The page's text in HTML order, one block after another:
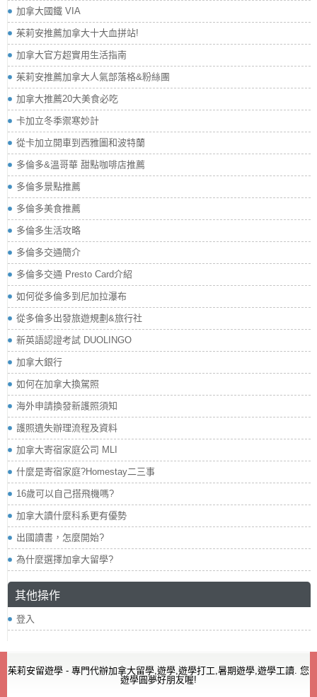
加拿大國鐵 VIA
茱莉安推薦加拿大十大血拼站!
加拿大官方超實用生活指南
茱莉安推薦加拿大人氣部落格&粉絲團
加拿大推薦20大美食必吃
卡加立冬季禦寒妙計
從卡加立開車到西雅圖和波特蘭
多倫多&溫哥華 甜點咖啡店推薦
多倫多景點推薦
多倫多美食推薦
多倫多生活攻略
多倫多交通簡介
多倫多交通 Presto Card介紹
如何從多倫多到尼加拉瀑布
從多倫多出發旅遊規劃&旅行社
新英語認證考試 DUOLINGO
加拿大銀行
如何在加拿大換駕照
海外申請換發新護照須知
護照遺失辦理流程及資料
加拿大寄宿家庭公司 MLI
什麼是寄宿家庭?Homestay二三事
16歲可以自己搭飛機嗎?
加拿大讀什麼科系更有優勢
出國讀書，怎麼開始?
為什麼選擇加拿大留學?
其他操作
登入
茱莉安留遊學 - 專門代辦加拿大留學,遊學,遊學打工,暑期遊學,遊學工讀. 您
遊學圓夢好朋友喔!